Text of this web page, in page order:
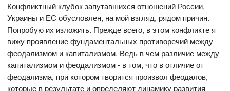
Конфликтный клубок запутавшихся отношений России,
Украины и ЕС обусловлен, на мой взгляд, рядом причин.
Попробую их изложить. Прежде всего, в этом конфликте я
вижу проявление фундаментальных противоречий между
феодализмом и капитализмом. Ведь в чем различие между
капитализмом и феодализмом - в том, что в отличие от
феодализма, при котором творится произвол феодалов,
которые в результате и определяют динамику развития